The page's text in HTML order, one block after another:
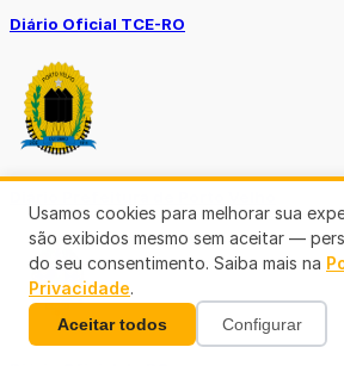
Diário Oficial TCE-RO
Usamos cookies para melhorar sua
são exibidos mesmo sem aceitar —
do seu consentimento. Saiba mais na
Privacidade.
Aceitar todos Configurar